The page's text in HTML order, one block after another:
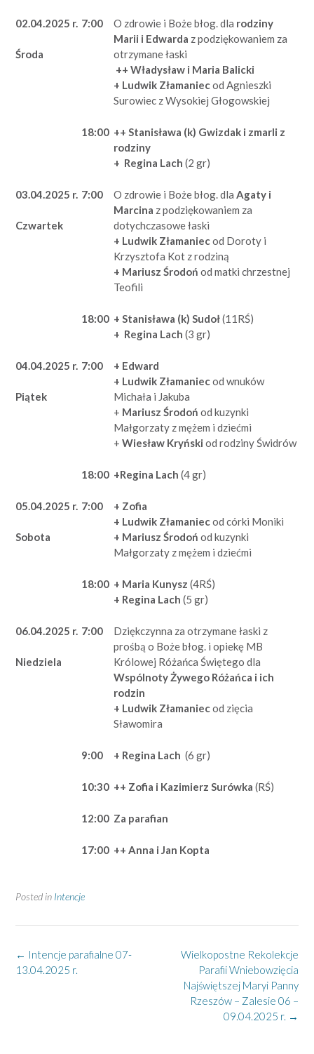
02.04.2025 r.
Środa
7:00 O zdrowie i Boże błog. dla rodziny
Marii i Edwarda z podziękowaniem za
otrzymane łaski
++ Władysław i Maria Balicki
+ Ludwik Złamaniecod Agnieszki
Surowiec z Wysokiej Głogowskiej
18:00 ++ Stanisława (k) Gwizdak i zmarli z
rodziny
+ Regina Lach (2 gr)
03.04.2025 r.
Czwartek
7:00 O zdrowie i Boże błog. dla Agaty i
Marcina z podziękowaniem za
dotychczasowe łaski
+ Ludwik Złamaniecod Doroty i
Krzysztofa Kot z rodziną
+ Mariusz Środoń od matki chrzestnej
Teofili
18:00 + Stanisława (k) Sudoł(11RŚ)
+ Regina Lach (3 gr)
04.04.2025 r.
Piątek
7:00
+ Edward
+ Ludwik Złamaniecod wnuków
Michała i Jakuba
+ Mariusz Środoń od kuzynki
Małgorzaty z mężem i dziećmi
+ Wiesław Kryński od rodziny Świdrów
18:00 +Regina Lach (4 gr)
05.04.2025 r.
Sobota
7:00
+ Zofia
+ Ludwik Złamaniecod córki Moniki
+ Mariusz Środoń od kuzynki
Małgorzaty z mężem i dziećmi
18:00 + Maria Kunysz (4RŚ)
+ Regina Lach (5 gr)
06.04.2025 r.
Niedziela
7:00
Dziękczynna za otrzymane łaski z
prośbą o Boże błog. i opiekę MB
Królowej Różańca Świętego dla
Wspólnoty Żywego Różańca i ich
rodzin
+ Ludwik Złamaniecod zięcia
Sławomira
9:00 + Regina Lach (6 gr)
10:30 ++ Zofia i Kazimierz Surówka (RŚ)
12:00 Za parafian
17:00 ++ Anna i Jan Kopta
Posted in Intencje
Post
navigation
Wielkopostne Rekolekcje
Parafii Wniebowzięcia
Najświętszej Maryi Panny
Rzeszów – Zalesie 06 –
09.04.2025 r. →
← Intencje parafialne 07-
13.04.2025 r.